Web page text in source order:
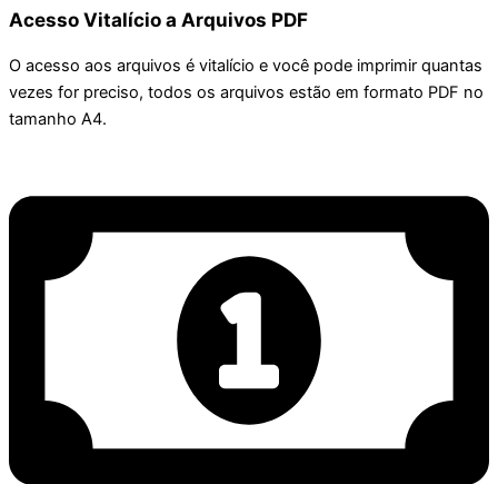
Acesso Vitalício a Arquivos PDF
O acesso aos arquivos é vitalício e você pode imprimir quantas
vezes for preciso, todos os arquivos estão em formato PDF no
tamanho A4.